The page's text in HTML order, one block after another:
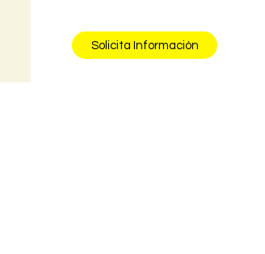
Solicita Información